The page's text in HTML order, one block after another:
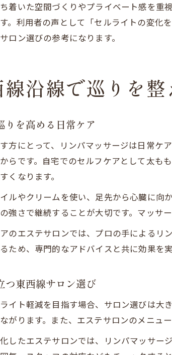
着いた空間づくりやプライベート感を
。利用者の声として「セルライトの変
ロン選びの参考になります。
沿線で巡りを整
りを高める日常ケア
方にとって、リンパマッサージは日常ケ
らです。自宅でのセルフケアとして太も
くなります。
ルやクリームを使い、足先から心臓に向
強さで継続することが大切です。マッサ
のエステサロンでは、プロの手による
ため、専門的なアドバイスと共に効果を
つ東西線サロン選び
イト軽減を目指す場合、サロン選びは大
がります。また、エステサロンのメニュ
したエステサロンでは、リンパマッサー